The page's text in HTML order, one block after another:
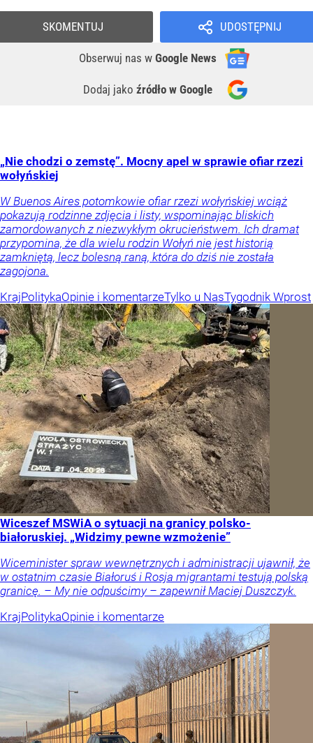
UDOSTĘPNIJ
Obserwuj nas w Google News
Dodaj jako źródło w Google
SKOMENTUJ
„Nie chodzi o zemstę”. Mocny apel w sprawie ofiar rzezi
wołyńskiej
W Buenos Aires potomkowie ofiar rzezi wołyńskiej wciąż
pokazują rodzinne zdjęcia i listy, wspominając bliskich
zamordowanych z niezwykłym okrucieństwem. Ich dramat
przypomina, że dla wielu rodzin Wołyń nie jest historią
zamkniętą, lecz bolesną raną, która do dziś nie została
zagojona.
KrajPolitykaOpinie i komentarzeTylko u NasTygodnik Wprost
Wiceszef MSWiA o sytuacji na granicy polsko-
białoruskiej. „Widzimy pewne wzmożenie”
Wiceminister spraw wewnętrznych i administracji ujawnił, że
w ostatnim czasie Białoruś i Rosja migrantami testują polską
granicę. – My nie odpuścimy – zapewnił Maciej Duszczyk.
KrajPolitykaOpinie i komentarze